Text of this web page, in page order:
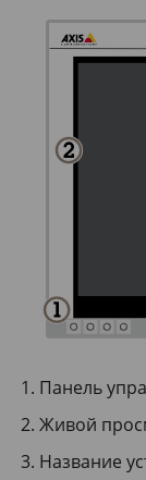
Панель
Живой
Название